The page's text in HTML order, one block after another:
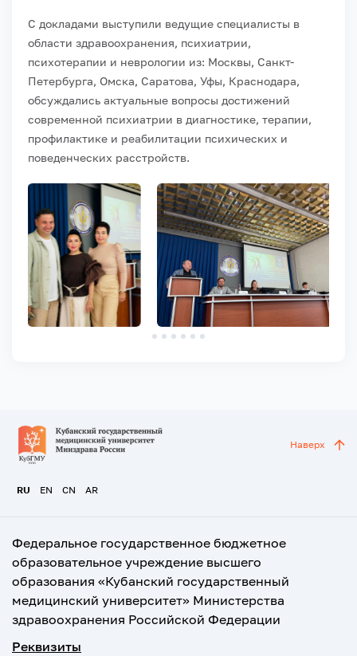
С докладами выступили ведущие специалисты в
области здравоохранения, психиатрии,
психотерапии и неврологии из: Москвы, Санкт-
Петербурга, Омска, Саратова, Уфы, Краснодара,
обсуждались актуальные вопросы достижений
современной психиатрии в диагностике, терапии,
профилактике и реабилитации психических и
поведенческих расстройств.
RU EN CN AR
Наверх
Федеральное государственное бюджетное
образовательное учреждение высшего
образования «Кубанский государственный
медицинский университет» Министерства
здравоохранения Российской Федерации
Реквизиты